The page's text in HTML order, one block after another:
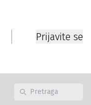
Prijavite se